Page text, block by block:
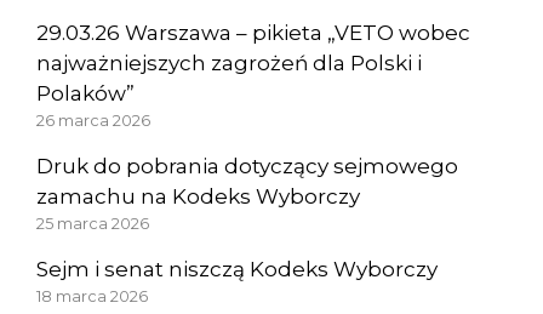
29.03.26 Warszawa – pikieta „VETO wobec
najważniejszych zagrożeń dla Polski i
Polaków”
26 marca 2026
Druk do pobrania dotyczący sejmowego
zamachu na Kodeks Wyborczy
25 marca 2026
Sejm i senat niszczą Kodeks Wyborczy
18 marca 2026